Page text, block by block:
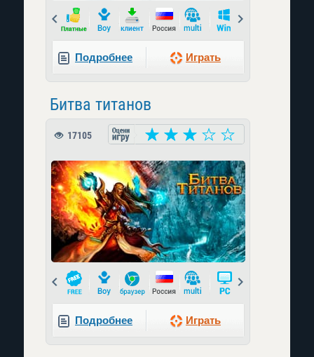
Prev
Подробнее Играть
Битва титанов
17105
Prev
Подробнее Играть